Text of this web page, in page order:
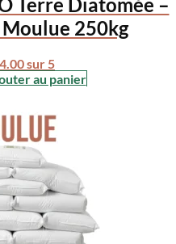
Terre Diatomée –
250kg
4.00sur 5
au panier